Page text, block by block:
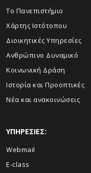
Το Πανεπιστήμιο
Χάρτης Ιστότοπου
Διοικητικές Υπηρεσίες
Ανθρώπινο Δυναμικό
Κοινωνική Δράση
Ιστορία και Προοπτικές
Νέα και ανακοινώσεις
ΥΠΗΡΕΣΙΕΣ:
Webmail
E-class